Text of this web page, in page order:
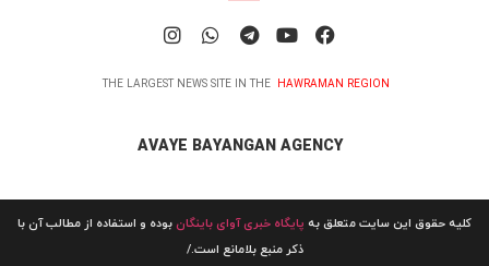
THE LARGEST NEWS SITE IN THE HAWRAMAN REGION
AVAYE BAYANGAN AGENCY
کلیه حقوق این سایت متعلق به پایگاه خبری آوای باینگانبوده و استفاده از مطالب آن با
ذکر منبع بلامانع است./